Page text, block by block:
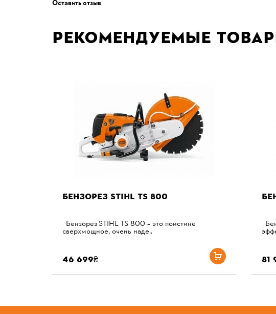
Оставить отзыв
Рекомендуемые
БЕНЗОРЕЗ STIHL TS 800
Бензорез STIHL TS 800 – это поистине
сверхмощное, очень наде..
46 699₴ 81